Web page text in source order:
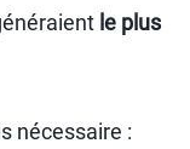
le plus
nécessaire :